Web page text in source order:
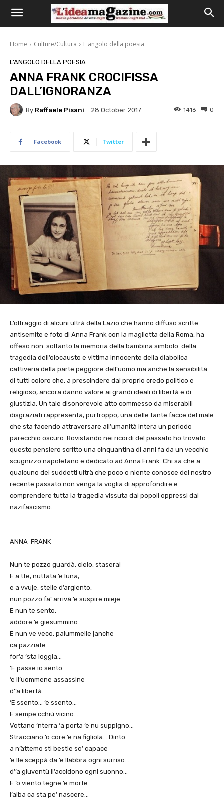
Home Culture/Cultura L'angolo della poesia
L'ANGOLO DELLA POESIA
ANNA FRANK CROCIFISSA
DALL’IGNORANZA
By Raffaele Pisani 28 October 2017 0
1416
Facebook Twitter
L’oltraggio di alcuni ultrà della Lazio che hanno diffuso scritte
antisemite e foto di Anna Frank con la maglietta della Roma, ha
offeso non soltanto la memoria della bambina simbolo della
tragedia dell’olocausto e vittima innocente della diabolica
cattiveria della parte peggiore dell’uomo ma anche la sensibilità
di tutti coloro che, a prescindere dal proprio credo politico e
religioso, ancora danno valore ai grandi ideali di libertà e di
giustizia. Un tale disonorevole atto commesso da miserabili
disgraziati rappresenta, purtroppo, una delle tante facce del male
che sta facendo attraversare all’umanità intera un periodo
parecchio oscuro. Rovistando nei ricordi del passato ho trovato
questo pensiero scritto una cinquantina di anni fa da un vecchio
scugnizzo napoletano e dedicato ad Anna Frank. Chi sa che a
qualcuno dei suddetti ultrà che poco o niente conosce del nostro
recente passato non venga la voglia di approfondire e
comprendere tutta la tragedia vissuta dai popoli oppressi dal
nazifascismo.
ANNA FRANK
Nun te pozzo guardà, cielo, stasera!
E a tte, nuttata ‘e luna,
e a vvuje, stelle d’argiento,
nun pozzo fa’ arrivà ‘e suspire mieje.
E nun te sento,
addore ‘e giesummino.
E nun ve veco, palummelle janche
ca pazziate
for’a ‘sta loggia…
‘E passe io sento
‘e ll’uommene assassine
d’’a libertà.
‘E ssento… ‘e ssento…
E sempe cchiù vicino…
Vottano ‘nterra ‘a porta ‘e nu suppigno…
Stracciano ‘o core ‘e na figliola… Dinto
a n’àttemo sti bestie so’ capace
‘e lle sceppà da ‘e llabbra ogni surriso…
d’’a giuventù ll’accidono ogni suonno…
E ‘o viento tegne ‘e morte
l’alba ca sta pe’ nascere…